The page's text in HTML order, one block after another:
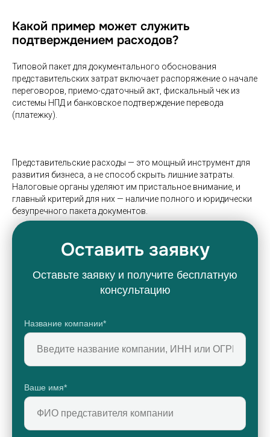
Какой пример может служить
подтверждением расходов?
Типовой пакет для документального обоснования
представительских затрат включает распоряжение о начале
переговоров, приемо-сдаточный акт, фискальный чек из
системы НПД и банковское подтверждение перевода
(платежку).
Представительские расходы — это мощный инструмент для
развития бизнеса, а не способ скрыть лишние затраты.
Налоговые органы уделяют им пристальное внимание, и
главный критерий для них — наличие полного и юридически
безупречного пакета документов.
Оставить заявку
Оставьте заявку и получите бесплатную
консультацию
Название компании*
Ваше имя*